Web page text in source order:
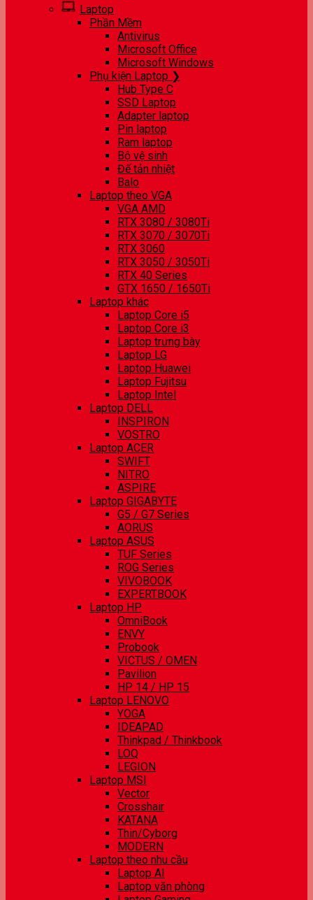
Laptop
Phần Mềm
Antivirus
Microsoft Office
Microsoft Windows
Phụ kiện Laptop ❯
Hub Type C
SSD Laptop
Adapter laptop
Pin laptop
Ram laptop
Bộ vệ sinh
Đế tản nhiệt
Balo
Laptop theo VGA
VGA AMD
RTX 3080 / 3080Ti
RTX 3070 / 3070Ti
RTX 3060
RTX 3050 / 3050Ti
RTX 40 Series
GTX 1650 / 1650Ti
Laptop khác
Laptop Core i5
Laptop Core i3
Laptop trưng bày
Laptop LG
Laptop Huawei
Laptop Fujitsu
Laptop Intel
Laptop DELL
INSPIRON
VOSTRO
Laptop ACER
SWIFT
NITRO
ASPIRE
Laptop GIGABYTE
G5 / G7 Series
AORUS
Laptop ASUS
TUF Series
ROG Series
VIVOBOOK
EXPERTBOOK
Laptop HP
OmniBook
ENVY
Probook
VICTUS / OMEN
Pavilion
HP 14 / HP 15
Laptop LENOVO
YOGA
IDEAPAD
Thinkpad / Thinkbook
LOQ
LEGION
Laptop MSI
Vector
Crosshair
KATANA
Thin/Cyborg
MODERN
Laptop theo nhu cầu
Laptop AI
Laptop văn phòng